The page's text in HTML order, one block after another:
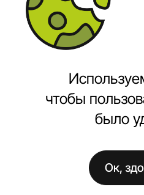
Создание маркетплейсов
чтобы
было
Ок,